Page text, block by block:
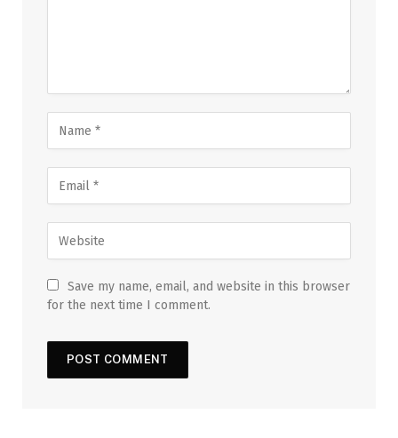
Save my name, email, and website in this browser
for the next time I comment.